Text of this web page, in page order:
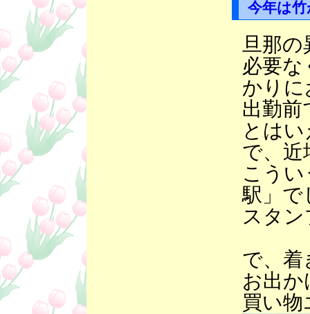
今年は
旦那の
必要な
かりに
出勤前
とは
で、近
こう
駅」で
スタ
で、着
お出
買い